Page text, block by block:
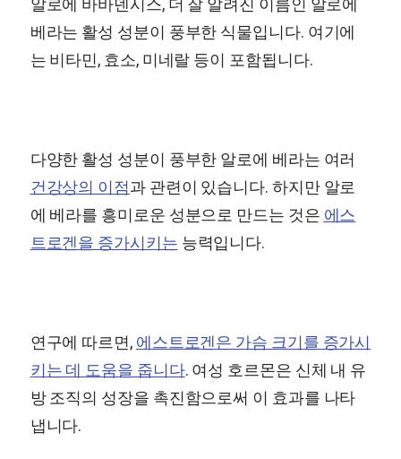
알로에 바바덴시스, 더 잘 알려진 이름인 알로에
베라는 활성 성분이 풍부한 식물입니다. 여기에
는 비타민, 효소, 미네랄 등이 포함됩니다.
다양한 활성 성분이 풍부한 알로에 베라는 여러
건강상의 이점과 관련이 있습니다. 하지만 알로
에 베라를 흥미로운 성분으로 만드는 것은 에스
트로겐을 증가시키는 능력입니다.
연구에 따르면, 에스트로겐은 가슴 크기를 증가시
키는 데 도움을 줍니다. 여성 호르몬은 신체 내 유
방 조직의 성장을 촉진함으로써 이 효과를 나타
냅니다.